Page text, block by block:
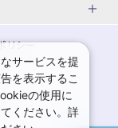
ル・旅館
・旅館
)
ー
アー
アー
ィーク（GW）の国内
行
リシー
サービスを提
を表示するこ
の使用に
ください。詳